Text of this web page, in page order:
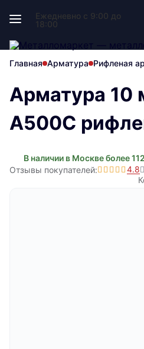
Ежедневно с 9:00 до
18:00
Главная Арматура Рифленая
Арматура 10
А500С
В наличии в Москве более
Отзывы покупателей: 4.8